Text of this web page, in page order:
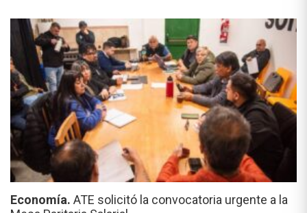
Economía. ATE solicitó la convocatoria urgente a la